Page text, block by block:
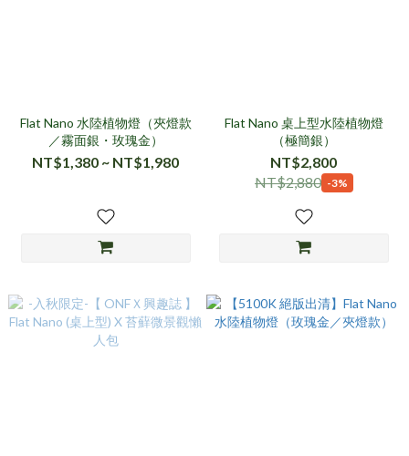
Flat Nano 水陸植物燈（夾燈款
／霧面銀・玫瑰金）
NT$1,380 ~ NT$1,980
Flat Nano 桌上型水陸植物燈
（極簡銀）
NT$2,800
NT$2,880 -3%